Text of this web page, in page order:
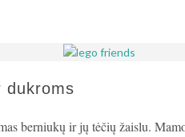
dukroms
berniukų ir jų tėčių žaislu.